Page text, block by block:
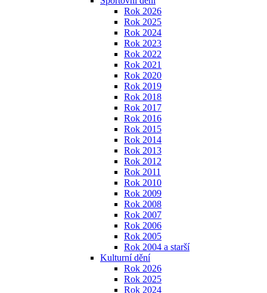
Rok 2026
Rok 2025
Rok 2024
Rok 2023
Rok 2022
Rok 2021
Rok 2020
Rok 2019
Rok 2018
Rok 2017
Rok 2016
Rok 2015
Rok 2014
Rok 2013
Rok 2012
Rok 2011
Rok 2010
Rok 2009
Rok 2008
Rok 2007
Rok 2006
Rok 2005
Rok 2004 a starší
Kulturní dění
Rok 2026
Rok 2025
Rok 2024